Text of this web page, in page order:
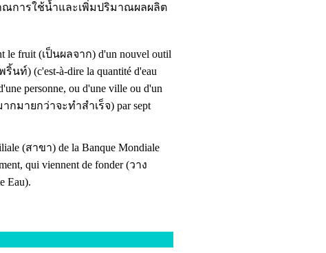
ณการใช้น้ำและเพิ่มปริมาณผลผลิต
le fruit (เป็นผลจาก) d'un nouvel outil
ริ้นท์) (c'est-à-dire la quantité d'eau
personne, ou d'une ville ou d'un
กมายกว่าจะทำสำเร็จ) par sept
(สาขา) de la Banque Mondiale
, qui viennent de fonder(วาง
Eau).